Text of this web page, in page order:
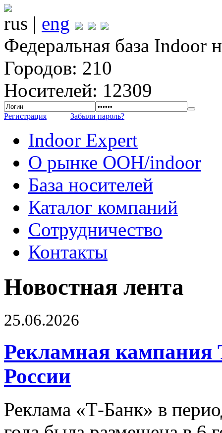
rus | eng
Федеральная база Indoor
Городов: 210
Носителей: 12309
Регистрация Забыли пароль?
Indoor Expert
О рынке OOH/indoor
База носителей
Каталог компаний
Сотрудничество
Контакты
Новостная лента
25.06.2026
Рекламная кампания
России
Реклама «Т-Банк» в